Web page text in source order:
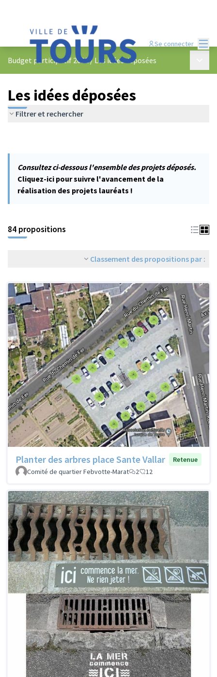
Se connecter
Budget participatif 2022/ Les idées déposées
Les idées déposées
Filtrer et rechercher
Consultez ci-dessous l'ensemble des projets déposés.
Cliquez-ici pour suivre l'avancement de la
réalisation des projets lauréats !
84 propositions
Classement des propositions par :
Planter des arbres place Sante Vallar
Retenue
Comité de quartier Febvotte-Marat
2 12